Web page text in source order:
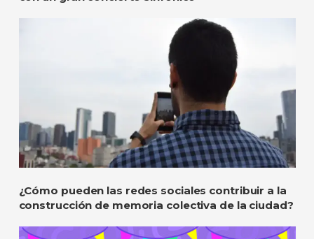
¿Cómo pueden las redes sociales contribuir a la
construcción de memoria colectiva de la ciudad?